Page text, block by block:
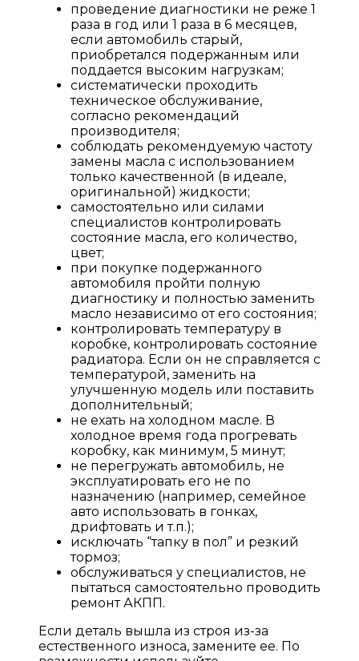
проведение диагностики не реже 1
раза в год или 1 раза в 6 месяцев,
если автомобиль старый,
приобретался подержанным или
поддается высоким нагрузкам;
систематически проходить
техническое обслуживание,
согласно рекомендаций
производителя;
соблюдать рекомендуемую частоту
замены масла с использованием
только качественной (в идеале,
оригинальной) жидкости;
самостоятельно или силами
специалистов контролировать
состояние масла, его количество,
цвет;
при покупке подержанного
автомобиля пройти полную
диагностику и полностью заменить
масло независимо от его состояния;
контролировать температуру в
коробке, контролировать состояние
радиатора. Если он не справляется с
температурой, заменить на
улучшенную модель или поставить
дополнительный;
не ехать на холодном масле. В
холодное время года прогревать
коробку, как минимум, 5 минут;
не перегружать автомобиль, не
эксплуатировать его не по
назначению (например, семейное
авто использовать в гонках,
дрифтовать и т.п.);
исключать “тапку в пол” и резкий
тормоз;
обслуживаться у специалистов, не
пытаться самостоятельно проводить
ремонт АКПП.
Если деталь вышла из строя из-за
естественного износа, замените ее. По